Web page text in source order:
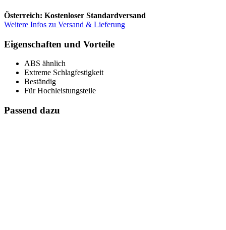
Österreich: Kostenloser Standardversand
Weitere Infos zu Versand & Lieferung
Eigenschaften und Vorteile
ABS ähnlich
Extreme Schlagfestigkeit
Beständig
Für Hochleistungsteile
Passend dazu